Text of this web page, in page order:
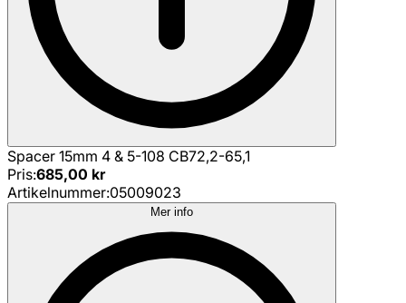
Spacer 15mm 4 & 5-108 CB72,2-65,1
Pris:685,00 kr
Artikelnummer:05009023
Mer info